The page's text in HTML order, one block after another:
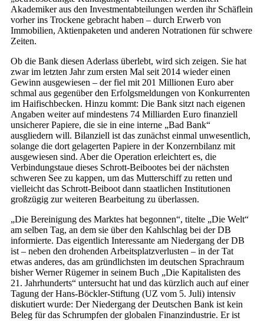
Akademiker aus den Investmentabteilungen werden ihr Schäflein
vorher ins Trockene gebracht haben – durch Erwerb von
Immobilien, Aktienpaketen und anderen Notrationen für schwere
Zeiten.
Ob die Bank diesen Aderlass überlebt, wird sich zeigen. Sie hat
zwar im letzten Jahr zum ersten Mal seit 2014 wieder einen
Gewinn ausgewiesen – der fiel mit 201 Millionen Euro aber
schmal aus gegenüber den Erfolgsmeldungen von Konkurrenten
im Haifischbecken. Hinzu kommt: Die Bank sitzt nach eigenen
Angaben weiter auf mindestens 74 Milliarden Euro finanziell
unsicherer Papiere, die sie in eine interne „Bad Bank“
ausgliedern will. Bilanziell ist das zunächst einmal unwesentlich,
solange die dort gelagerten Papiere in der Konzernbilanz mit
ausgewiesen sind. Aber die Operation erleichtert es, die
Verbindungstaue dieses Schrott-Beibootes bei der nächsten
schweren See zu kappen, um das Mutterschiff zu retten und
vielleicht das Schrott-Beiboot dann staatlichen Institutionen
großzügig zur weiteren Bearbeitung zu überlassen.
„Die Bereinigung des Marktes hat begonnen“, titelte „Die Welt“
am selben Tag, an dem sie über den Kahlschlag bei der DB
informierte. Das eigentlich Interessante am Niedergang der DB
ist – neben den drohenden Arbeitsplatzverlusten – in der Tat
etwas anderes, das am gründlichsten im deutschen Sprachraum
bisher Werner Rügemer in seinem Buch „Die Kapitalisten des
21. Jahrhunderts“ untersucht hat und das kürzlich auch auf einer
Tagung der Hans-Böckler-Stiftung (UZ vom 5. Juli) intensiv
diskutiert wurde: Der Niedergang der Deutschen Bank ist kein
Beleg für das Schrumpfen der globalen Finanzindustrie. Er ist